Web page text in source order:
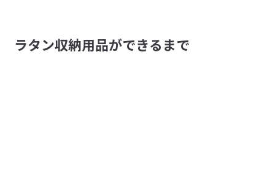
ラタン収納用品ができるまで